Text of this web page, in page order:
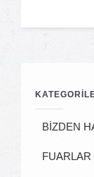
BİZDEN
FUARLAR